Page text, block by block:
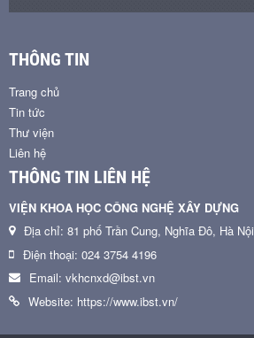
THÔNG TIN
Trang chủ
Tin tức
Thư viện
Liên hệ
THÔNG TIN LIÊN HỆ
VIỆN KHOA HỌC CÔNG NGHỆ XÂY DỰNG
Địa chỉ: 81 phố Trần Cung, Nghĩa Đô, Hà Nội
Điện thoại: 024 3754 4196
Email: vkhcnxd@ibst.vn
Website: https://www.ibst.vn/